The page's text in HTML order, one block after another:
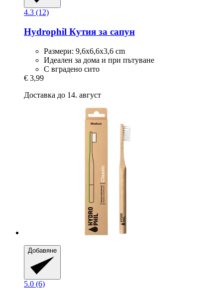
4.3 (12)
Hydrophil Кутия за сапун
Размери: 9,6x6,6x3,6 cm
Идеален за дома и при пътуване
С вградено сито
€ 3,99
Доставка до 14. август
Добавяне
5.0 (6)